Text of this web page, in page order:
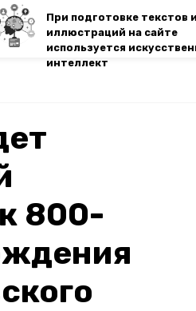
При подготовке текстов и
иллюстраций на сайте
используется
интеллект
800-